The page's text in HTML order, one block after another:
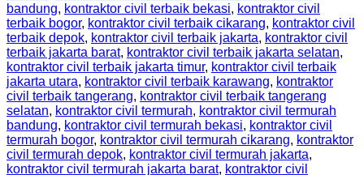
bandung, kontraktor civil terbaik bekasi, kontraktor civil
terbaik bogor, kontraktor civil terbaik cikarang, kontraktor civil
terbaik depok, kontraktor civil terbaik jakarta, kontraktor civil
terbaik jakarta barat, kontraktor civil terbaik jakarta selatan,
kontraktor civil terbaik jakarta timur, kontraktor civil terbaik
jakarta utara, kontraktor civil terbaik karawang, kontraktor
civil terbaik tangerang, kontraktor civil terbaik tangerang
selatan, kontraktor civil termurah, kontraktor civil termurah
bandung, kontraktor civil termurah bekasi, kontraktor civil
termurah bogor, kontraktor civil termurah cikarang, kontraktor
civil termurah depok, kontraktor civil termurah jakarta,
kontraktor civil termurah jakarta barat, kontraktor civil